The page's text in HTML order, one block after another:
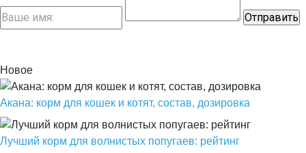
Новое
Акана: корм для кошек и котят, состав, дозировка
Лучший корм для волнистых попугаев: рейтинг